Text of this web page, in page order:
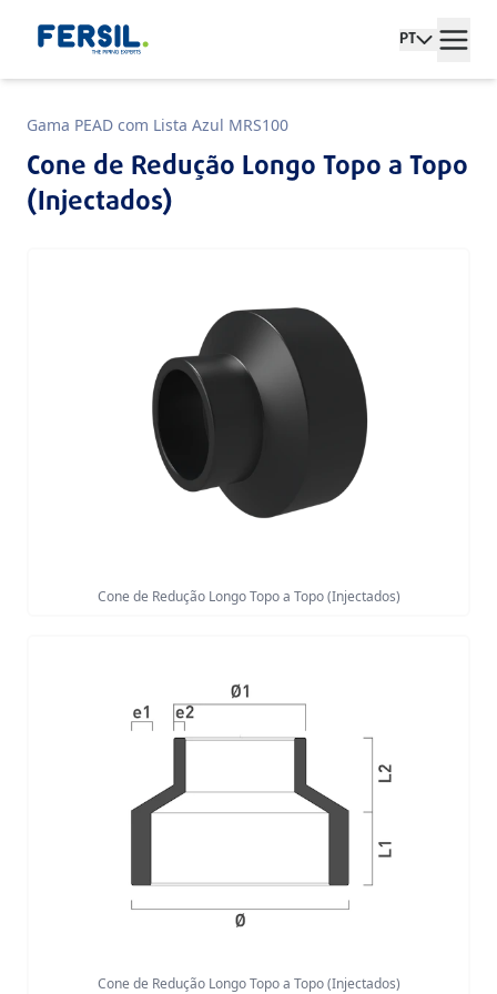
PT
Gama PEAD com Lista Azul MRS100
Cone de Redução Longo Topo a Topo
(Injectados)
Cone de Redução Longo Topo a Topo (Injectados)
Cone de Redução Longo Topo a Topo (Injectados)